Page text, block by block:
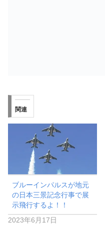
関連
ブルーインパルスが地元
の日本三景記念行事で展
示飛行するよ！！
2023年6月17日